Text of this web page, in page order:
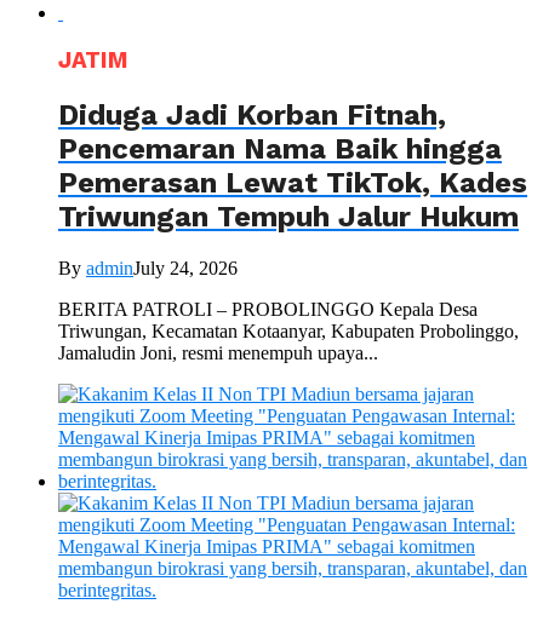
JATIM
Diduga Jadi Korban Fitnah,
Pencemaran Nama Baik hingga
Pemerasan Lewat TikTok, Kades
Triwungan Tempuh Jalur Hukum
By adminJuly 24, 2026
BERITA PATROLI – PROBOLINGGO Kepala Desa
Triwungan, Kecamatan Kotaanyar, Kabupaten Probolinggo,
Jamaludin Joni, resmi menempuh upaya...